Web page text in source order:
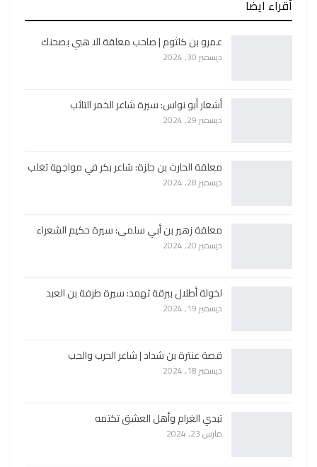
أقراء ايضا
عمرو بن كلثوم | صاحب معلقة الا هبي بصحنك
ديسمبر 30, 2024
أشعار أبو نواس: سيرة شاعر الخمر التائب
ديسمبر 29, 2024
معلقة الحارث بن حلزة: شاعر بكر في مواجهة تغلب
ديسمبر 28, 2024
معلقة زهير بن أبي سلمى: سيرة حكيم الشعراء
ديسمبر 20, 2024
لخولة أطلال ببرقة ثهمد: سيرة طرفة بن العبد
ديسمبر 19, 2024
قصة عنترة بن شداد | شاعر الحرب والحب
ديسمبر 18, 2024
تبدي الغرام وأهل العشق تكتمه
مارس 23, 2024